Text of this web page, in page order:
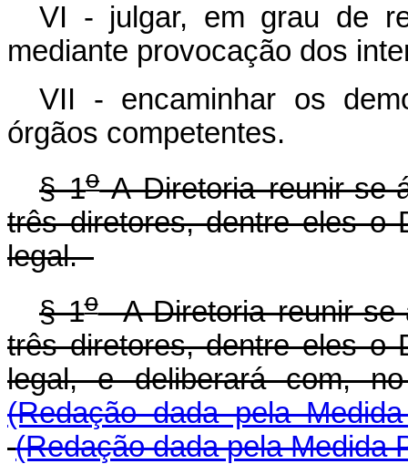
VI - julgar, em grau de
mediante provocação dos
VII - encaminhar os
órgãos competentes.
§ 1oA Diretoria reunir-
três diretores, dentre eles o
legal.
§ 1oA Diretoria reunir-se-
três diretores, dentre eles o
legal, e deliberará com,
(Redação dada pela
(Redação dada pela Medida